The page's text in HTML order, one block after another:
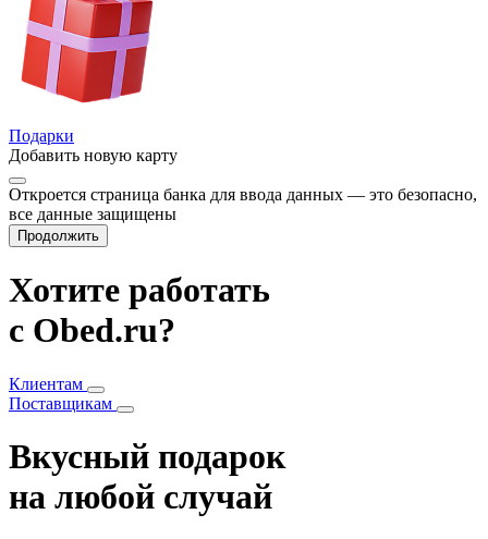
Подарки
Добавить новую карту
Откроется страница банка для ввода данных — это безопасно,
все данные защищены
Продолжить
Хотите работать
с Obed.ru?
Клиентам
Поставщикам
Вкусный подарок
на любой случай